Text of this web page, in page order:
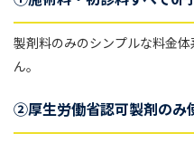
製剤料のみのシンプルな料金
ん。
②厚生労働省認可製剤のみ